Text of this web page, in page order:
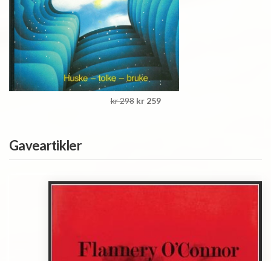
kr 298kr 259
Gaveartikler